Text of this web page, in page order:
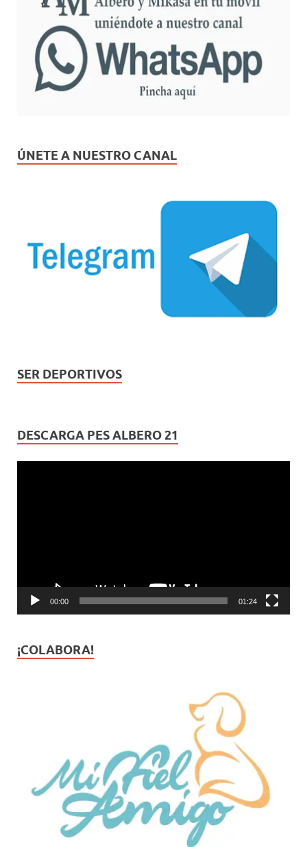
ÚNETE A NUESTRO CANAL
SER DEPORTIVOS
DESCARGA PES ALBERO 21
00:00 01:24
¡COLABORA!